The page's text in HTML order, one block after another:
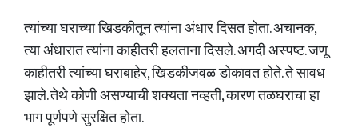
त्यांच्या घराच्या खिडकीतून त्यांना अंधार दिसत होता. अचानक,
त्या अंधारात त्यांना काहीतरी हलताना दिसले. अगदी अस्पष्ट. जणू
काहीतरी त्यांच्या घराबाहेर, खिडकीजवळ डोकावत होते. ते सावध
झाले. तेथे कोणी असण्याची शक्यता नव्हती, कारण तळघराचा हा
भाग पूर्णपणे सुरक्षित होता.